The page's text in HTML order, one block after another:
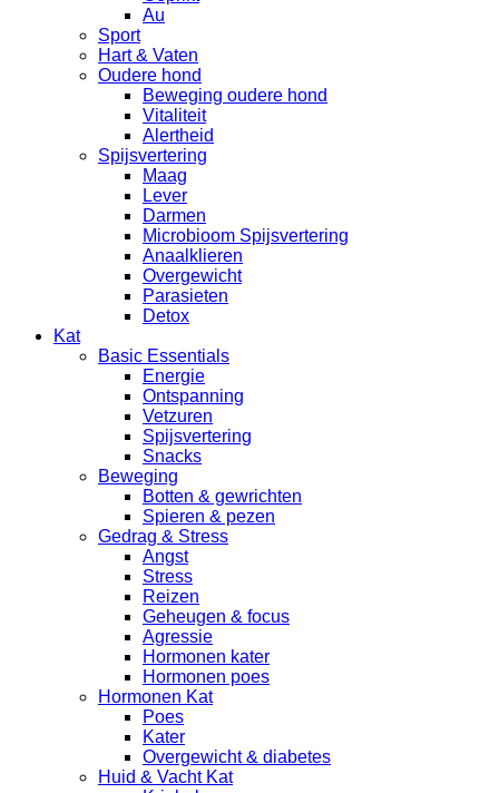
Au
Sport
Hart & Vaten
Oudere hond
Beweging oudere hond
Vitaliteit
Alertheid
Spijsvertering
Maag
Lever
Darmen
Microbioom Spijsvertering
Anaalklieren
Overgewicht
Parasieten
Detox
Kat
Basic Essentials
Energie
Ontspanning
Vetzuren
Spijsvertering
Snacks
Beweging
Botten & gewrichten
Spieren & pezen
Gedrag & Stress
Angst
Stress
Reizen
Geheugen & focus
Agressie
Hormonen kater
Hormonen poes
Hormonen Kat
Poes
Kater
Overgewicht & diabetes
Huid & Vacht Kat